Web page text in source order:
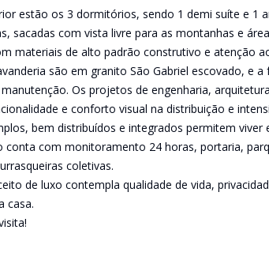
estão os 3 dormitórios, sendo 1 demi suíte e 1
sacadas com vista livre para as montanhas e
materiais de alto padrão construtivo e atenção
são em granito São Gabriel escovado, e
Os projetos de engenharia,
e conforto visual na distribuição e
bem distribuídos e integrados permitem viver
conta com monitoramento 24 horas, portaria,
coletivas.
de luxo contempla qualidade de vida,
casa.